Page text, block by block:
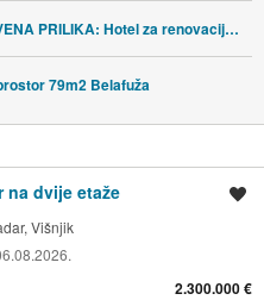
JEDINSTVENA PRILIKA: Hotel za renovaciju u centru Benkovca
79m2 Belafuža
na dvije etaže
Višnjik
2.300.000 €